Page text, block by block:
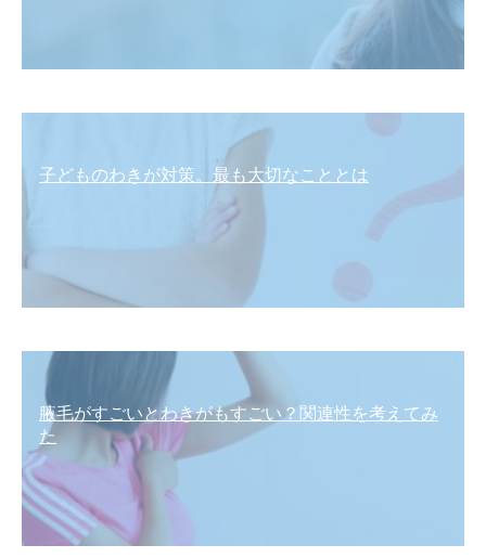
子どものわきが対策。最も大切なこととは
腋毛がすごいとわきがもすごい？関連性を考えてみ
た